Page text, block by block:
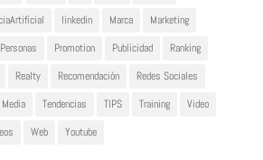
linkedin Marca
Marketing
Personas Promotion Publicidad
Ranking
Realty Recomendación
Redes Sociales
Tendencias TIPS Training
Video
Web Youtube